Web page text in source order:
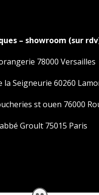
– showroom (sur
78000 Versailles
la Seigneurie 60260
st ouen 76000
Groult 75015 Paris